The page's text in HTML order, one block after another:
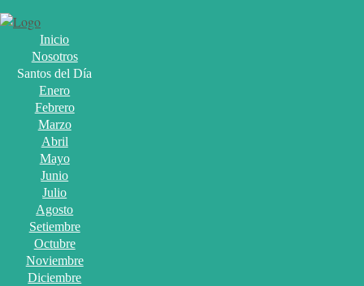
Inicio
Nosotros
Santos del Día
Enero
Febrero
Marzo
Abril
Mayo
Junio
Julio
Agosto
Setiembre
Octubre
Noviembre
Diciembre